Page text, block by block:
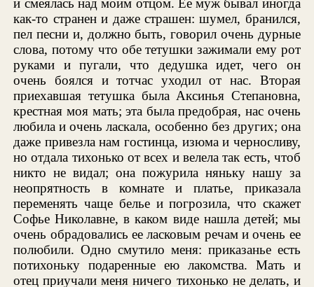
и смеялась над моим отцом. Ее муж бывал иногда
как-то странен и даже страшен: шумел, бранился,
пел песни и, должно быть, говорил очень дурные
слова, потому что обе тетушки зажимали ему рот
руками и пугали, что дедушка идет, чего он
очень боялся и тотчас уходил от нас. Вторая
приехавшая тетушка была Аксинья Степановна,
крестная моя мать; эта была предобрая, нас очень
любила и очень ласкала, особенно без других; она
даже привезла нам гостинца, изюма и черносливу,
но отдала тихонько от всех и велела так есть, чтоб
никто не видал; она пожурила няньку нашу за
неопрятность в комнате и платье, приказала
переменять чаще белье и погрозила, что скажет
Софье Николавне, в каком виде нашла детей; мы
очень обрадовались ее ласковым речам и очень ее
полюбили. Одно смутило меня: приказанье есть
потихоньку подаренные ею лакомства. Мать и
отец приучали меня ничего тихонько не делать, и